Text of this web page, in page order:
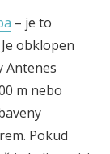
– je to
obklopen
Antenes
m nebo
Pokud